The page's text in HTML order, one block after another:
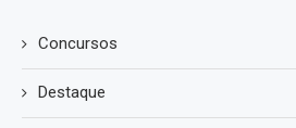
Concursos
Destaque